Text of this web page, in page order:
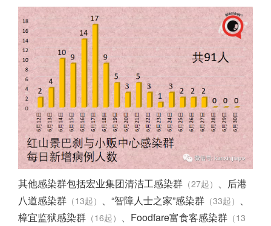
其他感染群包括宏业集团清洁工感染群 （27起） 、后港
八道感染群 （13起） 、“智障人士之家”感染群 （33起） 、
樟宜监狱感染群 （16起） 、Foodfare富食客感染群 （13